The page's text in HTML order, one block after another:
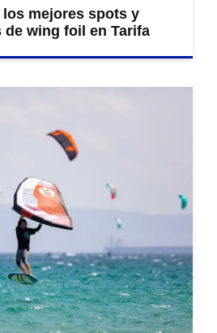
los mejores spots y
de wing foil en Tarifa